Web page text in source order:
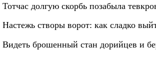
Тотчас долгую скорбь позабыла
Настежь створы ворот: как сладко
Видеть брошенный стан дорийцев и